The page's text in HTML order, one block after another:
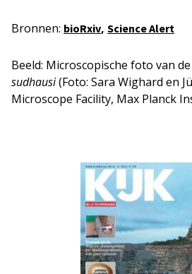
Bronnen: bioRxiv, Science Alert
Beeld: Microscopische foto van
sudhausi(Foto: Sara Wighard en
Microscope Facility, Max Planck